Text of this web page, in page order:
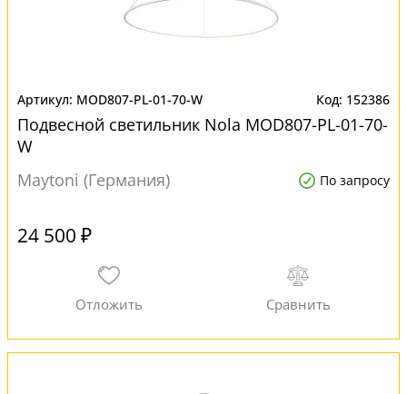
MOD807-PL-01-70-W 152386
Подвесной светильник Nola MOD807-PL-01-70-
W
Maytoni (Германия)
По запросу
24 500 ₽